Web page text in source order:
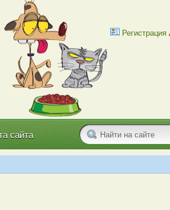
Регистрация
сайта